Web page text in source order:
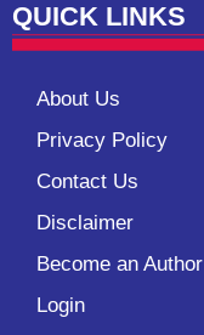
QUICK LINKS
About Us
Privacy Policy
Contact Us
Disclaimer
Become an Author
Login